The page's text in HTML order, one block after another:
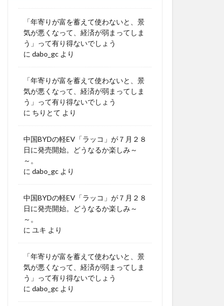
「年寄りが富を蓄えて使わないと、景
気が悪くなって、経済が弱まってしま
う」って有り得ないでしょう
に dabo_gc より
「年寄りが富を蓄えて使わないと、景
気が悪くなって、経済が弱まってしま
う」って有り得ないでしょう
に ちりとて より
中国BYDの軽EV「ラッコ」が７月２８
日に発売開始。どうなるか楽しみ～
～。
に dabo_gc より
中国BYDの軽EV「ラッコ」が７月２８
日に発売開始。どうなるか楽しみ～
～。
に ユキ より
「年寄りが富を蓄えて使わないと、景
気が悪くなって、経済が弱まってしま
う」って有り得ないでしょう
に dabo_gc より